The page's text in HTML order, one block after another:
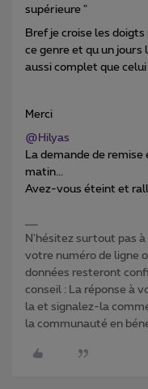
supérieure "
Bref je croise les
ce genre et qu un
aussi complet que
Merci
@Hilyas
La demande de
matin...
Avez-vous éteint et
N'hésitez surtout pas
votre numéro de ligne
données resteront
conseil : La réponse à
la et signalez-la comme
la communauté en